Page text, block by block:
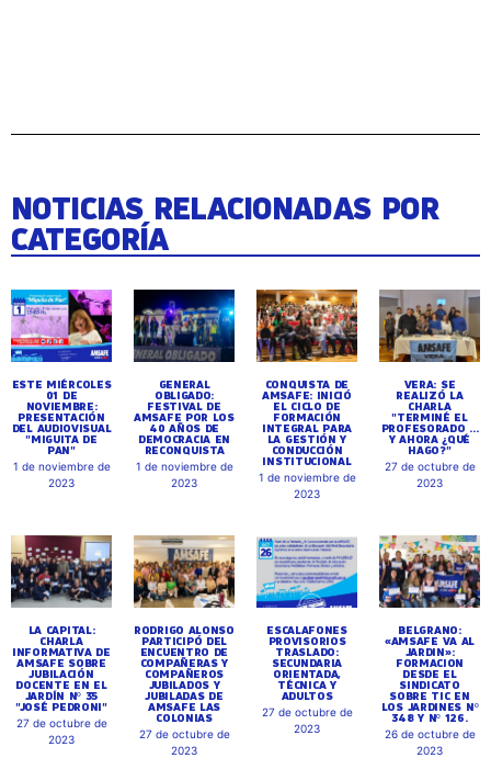
NOTICIAS RELACIONADAS POR
CATEGORÍA
ESTE MIÉRCOLES
01 DE
NOVIEMBRE:
PRESENTACIÓN
DEL AUDIOVISUAL
"MIGUITA DE
PAN"
1 de noviembre de
2023
GENERAL
OBLIGADO:
FESTIVAL DE
AMSAFE POR LOS
40 AÑOS DE
DEMOCRACIA EN
RECONQUISTA
1 de noviembre de
2023
CONQUISTA DE
AMSAFE: INICIÓ
EL CICLO DE
FORMACIÓN
INTEGRAL PARA
LA GESTIÓN Y
CONDUCCIÓN
INSTITUCIONAL
1 de noviembre de
2023
VERA: SE
REALIZÓ LA
CHARLA
"TERMINÉ EL
PROFESORADO ...
Y AHORA ¿QUÉ
HAGO?"
27 de octubre de
2023
LA CAPITAL:
CHARLA
INFORMATIVA DE
AMSAFE SOBRE
JUBILACIÓN
DOCENTE EN EL
JARDÍN Nº 35
"JOSÉ PEDRONI"
27 de octubre de
2023
RODRIGO ALONSO
PARTICIPÓ DEL
ENCUENTRO DE
COMPAÑERAS Y
COMPAÑEROS
JUBILADOS Y
JUBILADAS DE
AMSAFE LAS
COLONIAS
27 de octubre de
2023
ESCALAFONES
PROVISORIOS
TRASLADO:
SECUNDARIA
ORIENTADA,
TÉCNICA Y
ADULTOS
27 de octubre de
2023
BELGRANO:
«AMSAFE VA AL
JARDIN»:
FORMACION
DESDE EL
SINDICATO
SOBRE TIC EN
LOS JARDINES Nº
348 Y Nº 126.
26 de octubre de
2023